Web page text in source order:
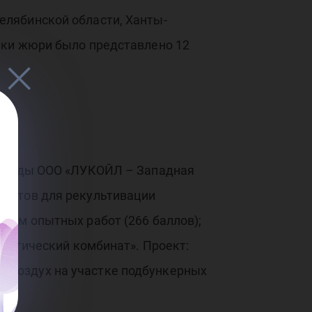
области, Ханты-
жюри было представлено 12
ООО «ЛУКОЙЛ – Западная
для рекультивации
опытных работ (266 баллов);
комбинат». Проект:
на участке подбункерных